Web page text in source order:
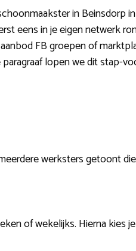
in Beinsdorp
eens in je eigen netwerk
FB groepen of
lopen we dit stap-
werksters getoont
of wekelijks. Hierna kies